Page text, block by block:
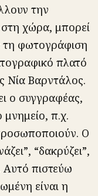
την
χώρα, μπορεί
τη φωτογράφιση
πλατό
Νία Βαρντάλος.
ο συγγραφέας,
μνημείο, π.χ.
Ο
“δακρύζει”,
Αυτό πιστεύω
είναι η